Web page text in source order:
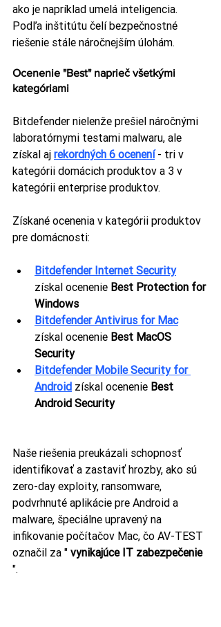
ako je napríklad umelá inteligencia.
Podľa inštitútu čelí bezpečnostné
riešenie stále náročnejším úlohám.
Ocenenie "Best" naprieč všetkými
kategóriami
Bitdefender nielenže prešiel náročnými
laboratórnymi testami malwaru, ale
získal aj rekordných 6 ocenení - tri v
kategórii domácich produktov a 3 v
kategórii enterprise produktov.
Získané ocenenia v kategórii produktov
pre domácnosti:
Bitdefender Internet Security
získal ocenenie Best Protection for
Windows
Bitdefender Antivirus for Mac
získal ocenenie Best MacOS
Security
Bitdefender Mobile Security for
Android získal ocenenie Best
Android Security
Naše riešenia preukázali schopnosť
identifikovať a zastaviť hrozby, ako sú
zero-day exploity, ransomware,
podvrhnuté aplikácie pre Android a
malware, špeciálne upravený na
infikovanie počítačov Mac, čo AV-TEST
označil za " vynikajúce IT zabezpečenie
".